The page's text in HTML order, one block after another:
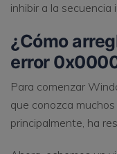
inhibir a la secuencia
¿Cómo
error
Para comenzar
que conozca
principalmente, ha